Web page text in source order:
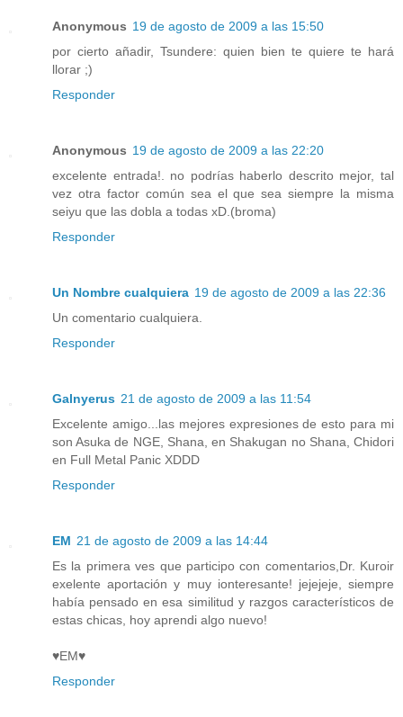
Anonymous 19 de agosto de 2009 a las 15:50
por cierto añadir, Tsundere: quien bien te quiere te hará
llorar ;)
Responder
Anonymous 19 de agosto de 2009 a las 22:20
excelente entrada!. no podrías haberlo descrito mejor, tal
vez otra factor común sea el que sea siempre la misma
seiyu que las dobla a todas xD.(broma)
Responder
Un Nombre cualquiera 19 de agosto de 2009 a las 22:36
Un comentario cualquiera.
Responder
Galnyerus 21 de agosto de 2009 a las 11:54
Excelente amigo...las mejores expresiones de esto para mi
son Asuka de NGE, Shana, en Shakugan no Shana, Chidori
en Full Metal Panic XDDD
Responder
EM 21 de agosto de 2009 a las 14:44
Es la primera ves que participo con comentarios,Dr. Kuroir
exelente aportación y muy ionteresante! jejejeje, siempre
había pensado en esa similitud y razgos característicos de
estas chicas, hoy aprendi algo nuevo!
♥EM♥
Responder